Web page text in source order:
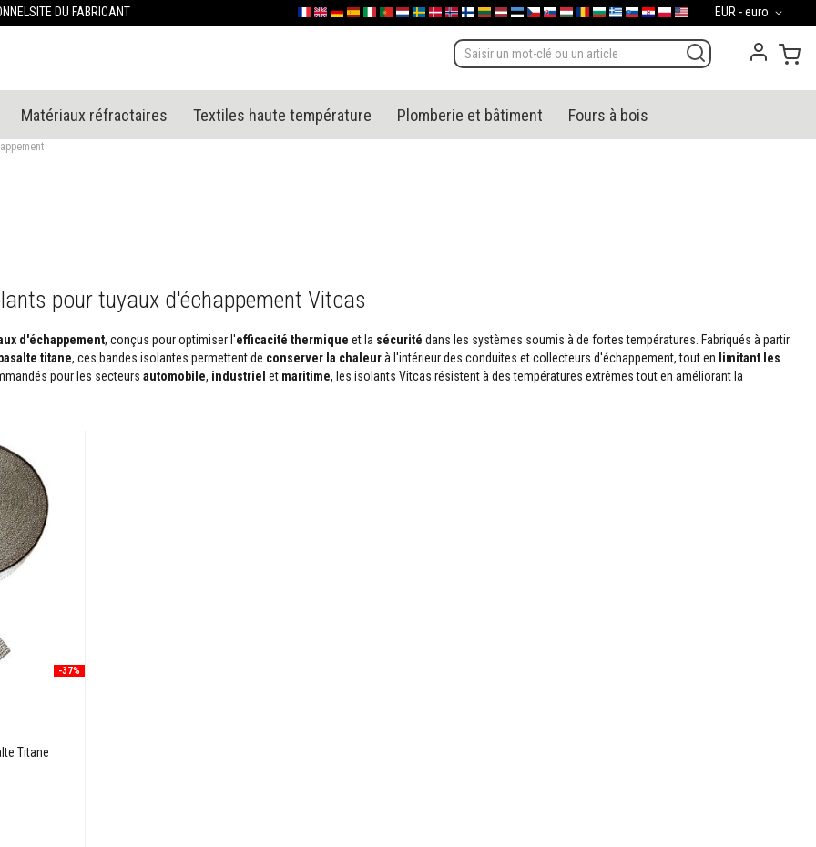
SITE DU FABRICANTAllez
au
Devise
EUR - euro
Français
English (UK)
Deutschland
España
ItaliaPortugal
Nederland
Sverige
Danmark
NorgeSuomiLietuva
LatvijaEestiČeskoSlovensko
Magyarország
România
България
Ελλάδα
Slovenija
Hrvatska
PolskaEnglish (US)
Matériaux réfractaires Textiles haute température Plomberie et bâtiment Fours à bois
pour tuyaux d'échappement Vitcas
d'échappement, conçus pour optimiser l'efficacité thermique et la sécurité dans les systèmes soumis à de fortes températures. Fabriqués à partir
basalte titane, ces bandes isolantes permettent de conserver la chaleurà l'intérieur des conduites et collecteurs d'échappement, tout en limitant les
pour les secteurs automobile, industriel et maritime, les isolants Vitcas résistent à des températures extrêmes tout en améliorant la
-37%
Titane